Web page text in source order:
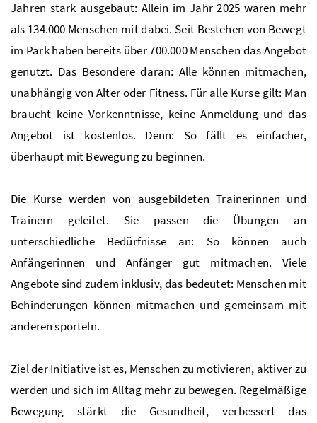
Jahren stark ausgebaut: Allein im Jahr 2025 waren mehr
als 134.000 Menschen mit dabei. Seit Bestehen von Bewegt
im Park haben bereits über 700.000 Menschen das Angebot
genutzt. Das Besondere daran: Alle können mitmachen,
unabhängig von Alter oder Fitness. Für alle Kurse gilt: Man
braucht keine Vorkenntnisse, keine Anmeldung und das
Angebot ist kostenlos. Denn: So fällt es einfacher,
überhaupt mit Bewegung zu beginnen.
Die Kurse werden von ausgebildeten Trainerinnen und
Trainern geleitet. Sie passen die Übungen an
unterschiedliche Bedürfnisse an: So können auch
Anfängerinnen und Anfänger gut mitmachen. Viele
Angebote sind zudem inklusiv, das bedeutet: Menschen mit
Behinderungen können mitmachen und gemeinsam mit
anderen sporteln.
Ziel der Initiative ist es, Menschen zu motivieren, aktiver zu
werden und sich im Alltag mehr zu bewegen. Regelmäßige
Bewegung stärkt die Gesundheit, verbessert das